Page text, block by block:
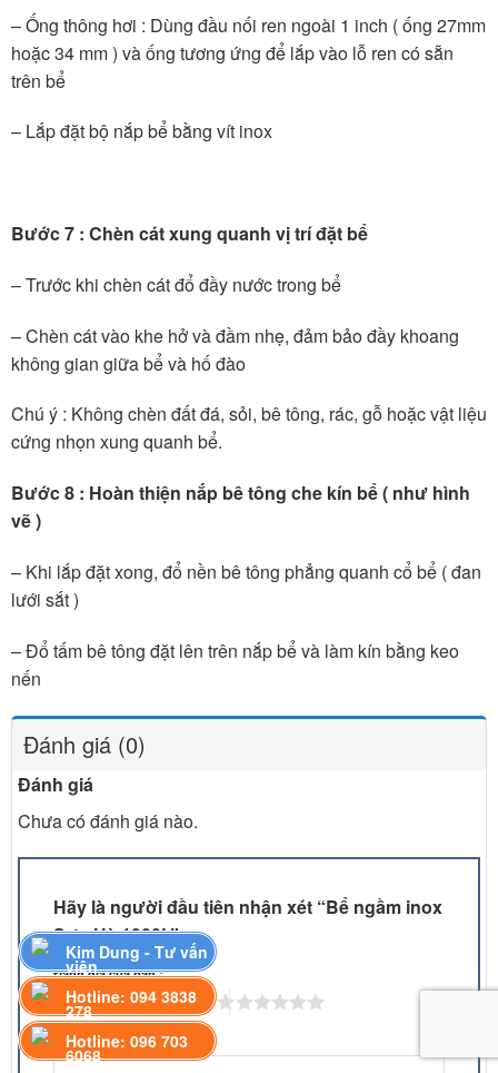
– Ống thông hơi : Dùng đầu nối ren ngoài 1 inch ( ống 27mm
hoặc 34 mm ) và ống tương ứng để lắp vào lỗ ren có sẵn
trên bể
– Lắp đặt bộ nắp bể bằng vít inox
Bước 7 : Chèn cát xung quanh vị trí đặt bể
– Trước khi chèn cát đổ đầy nước trong bể
– Chèn cát vào khe hở và đầm nhẹ, đảm bảo đầy khoang
không gian giữa bể và hố đào
Chú ý : Không chèn đất đá, sỏi, bê tông, rác, gỗ hoặc vật liệu
cứng nhọn xung quanh bể.
Bước 8 : Hoàn thiện nắp bê tông che kín bể ( như hình
vẽ )
– Khi lắp đặt xong, đổ nền bê tông phẳng quanh cổ bể ( đan
lưới sắt )
– Đổ tấm bê tông đặt lên trên nắp bể và làm kín bằng keo
nến
Đánh giá (0)
Đánh giá
Chưa có đánh giá nào.
Hãy là người đầu tiên nhận xét “Bể ngầm inox
Sơn Hà 1000L”
Đánh giá của bạn*
Đánh giá của bạn *
Kim Dung - Tư vấn
viên
Hotline: 094 3838
278
Hotline: 096 703
6068